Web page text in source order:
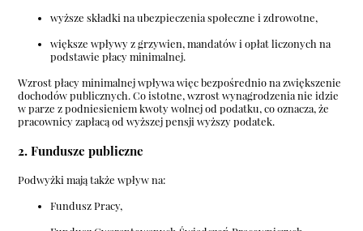
wyższe składki na ubezpieczenia społeczne i zdrowotne,
większe wpływy z grzywien, mandatów i opłat liczonych na
podstawie płacy minimalnej.
Wzrost płacy minimalnej wpływa więc bezpośrednio na zwiększenie
dochodów publicznych. Co istotne, wzrost wynagrodzenia nie idzie
w parze z podniesieniem kwoty wolnej od podatku, co oznacza, że
pracownicy zapłacą od wyższej pensji wyższy podatek.
2. Fundusze publiczne
Podwyżki mają także wpływ na:
Fundusz Pracy,